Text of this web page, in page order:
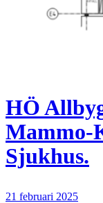
HÖ
Mammo-
Sjukhus.
21 februari 2025